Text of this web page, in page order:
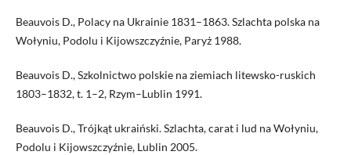
Beauvois D., Polacy na Ukrainie 1831–1863. Szlachta polska na
Wołyniu, Podolu i Kijowszczyźnie, Paryż 1988.
Beauvois D., Szkolnictwo polskie na ziemiach litewsko-ruskich
1803–1832, t. 1–2, Rzym–Lublin 1991.
Beauvois D., Trójkąt ukraiński. Szlachta, carat i lud na Wołyniu,
Podolu i Kijowszczyźnie, Lublin 2005.